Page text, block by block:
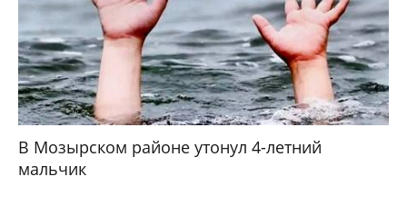
В Мозырском районе утонул 4-летний
мальчик